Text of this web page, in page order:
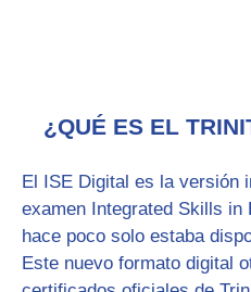
¿QUÉ ES EL
El ISE Digital es la versión
examen Integrated Skills in
hace poco solo estaba
Este nuevo formato digital